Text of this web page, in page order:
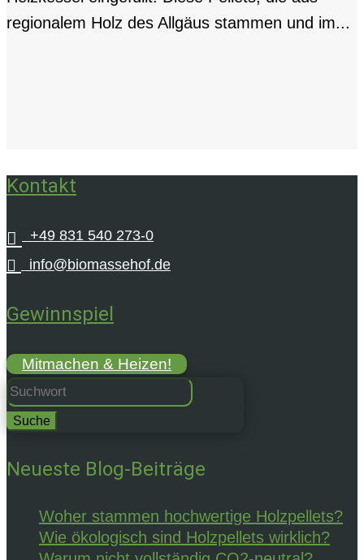
regionalem Holz des Allgäus stammen und im...
Kontakt
 +49 831 540 273-0
 info@biomassehof.de
Gewinnspiel
Mitmachen & Heizen!
Suchen
nach:
Neueste Blog-Beiträge
Woher stammen hochwertige Holzpellets?
Wie ökologisch sind Holzpellets wirklich?